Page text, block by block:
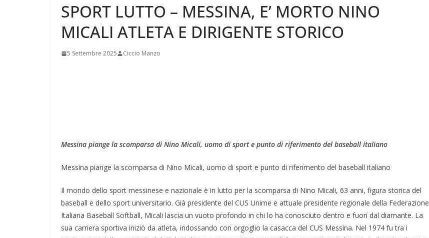
SPORT LUTTO – MESSINA, E’ MORTO NINO
MICALI ATLETA E DIRIGENTE STORICO
5 Settembre 2025 Ciccio Manzo
Messina piange la scomparsa di Nino Micali, uomo di sport e punto di riferimento del baseball italiano
Messina piange la scomparsa di Nino Micali, uomo di sport e punto di riferimento del baseball italiano
Il mondo dello sport messinese e nazionale è in lutto per la scomparsa di Nino Micali, 63 anni, figura storica del
baseball e dello sport universitario. Già presidente del CUS Unime e attuale presidente regionale della Federazione
Italiana Baseball Softball, Micali lascia un vuoto profondo in chi lo ha conosciuto dentro e fuori dal diamante. La
sua carriera sportiva iniziò da atleta, indossando con orgoglio la casacca del CUS Messina. Nel 1974 fu tra i